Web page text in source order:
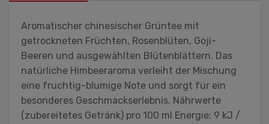
Aromatischer chinesischer Grüntee mit
getrockneten Früchten, Rosenblüten, Goji-
Beeren und ausgewählten Blütenblättern. Das
natürliche Himbeeraroma verleiht der Mischung
eine fruchtig-blumige Note und sorgt für ein
besonderes Geschmackserlebnis. Nährwerte
(zubereitetes Getränk) pro 100 ml Energie: 9 kJ /